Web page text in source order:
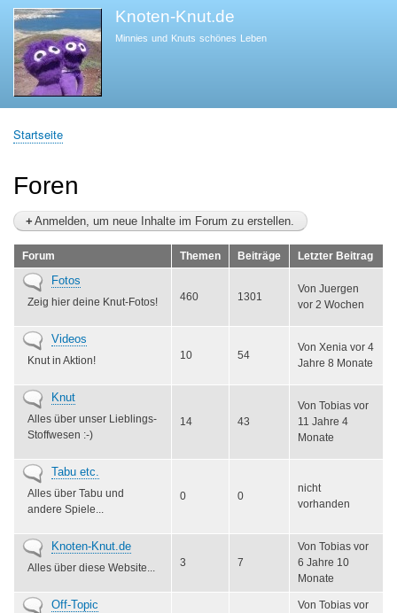
Direkt
Knoten-Knut.de
Minnies und Knuts schönes Leben
Startseite
Foren
Anmelden, um neue Inhalte im Forum zu erstellen.
Forum Themen Beiträge
Letzter Beitrag
Keine
neuen
Fotos
Zeig hier deine Knut-Fotos! 460 1301
Von Juergen
vor 2 Wochen
Keine
neuen
Videos
Knut in Aktion! 10 54
Von Xenia vor 4
Jahre 8 Monate
Keine
neuen
Beiträge
Knut
Alles über unser Lieblings-
Stoffwesen :-)
14 43
Von Tobias vor
11 Jahre 4
Monate
Keine
neuen
Beiträge
Tabu etc.
Alles über Tabu und
andere Spiele...
0 0
nicht
vorhanden
Keine
neuen
Knoten-Knut.de
Alles über diese Website... 3 7
Von Tobias vor
6 Jahre 10
Monate
Keine Off-Topic Von Tobias vor